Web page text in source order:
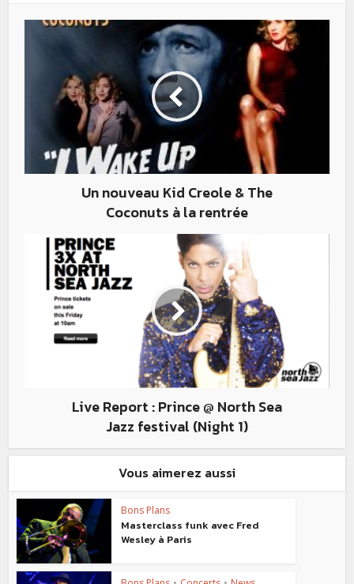
Un nouveau Kid Creole & The
Coconuts à la rentrée
Live Report : Prince @ North Sea
Jazz festival (Night 1)
Vous aimerez aussi
Bons Plans
Masterclass funk avec Fred
Wesley à Paris